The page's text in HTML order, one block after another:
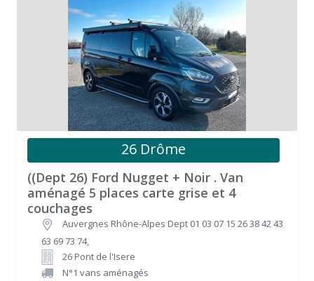
26 Drôme
((Dept 26) Ford Nugget + Noir . Van
aménagé 5 places carte grise et 4
couchages
Auvergnes Rhône-Alpes Dept 01 03 07 15 26 38 42 43
63 69 73 74,
26 Pont de l'Isere
N°1 vans aménagés